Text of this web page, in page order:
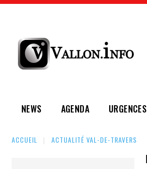
NEWS AGENDA URGENCES
ACCUEIL ACTUALITÉ VAL-DE-TRAVERS